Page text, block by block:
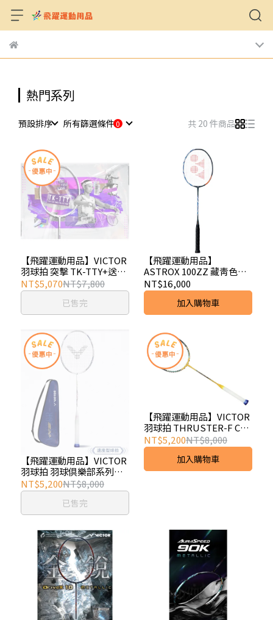
熱門系列
預設排序 所有篩選條件 共 20 件商品
【飛躍運動用品】VICTOR
羽球拍 突擊 TK-TTY+送勝
利毛巾1條
NT$5,070NT$7,800
已售完
【飛躍運動用品】
ASTROX 100ZZ 藏青色
100ZZ碳纖維羽球拍 頂級
拍
NT$16,000
加入購物車
【飛躍運動用品】VICTOR
羽球拍 羽球俱樂部系列球
拍 AURASPEED HS PLUS
VBC A
NT$5,200NT$8,000
已售完
【飛躍運動用品】VICTOR
羽球拍 THRUSTER-F C
Ultra X 黃金利爪
NT$5,200NT$8,000
加入購物車